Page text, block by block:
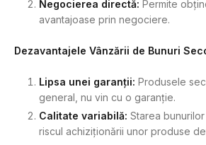
Negocierea directă: Permite
avantajoase prin negociere.
Dezavantajele Vânzării de Bunuri
Lipsa unei garanții: Produsele
general, nu vin cu o garanție.
Calitate variabilă: Starea
riscul achiziționării unor produse